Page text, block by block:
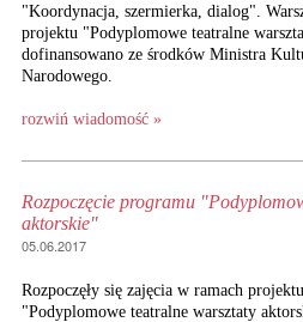
"Koordynacja, szermierka, dialog".
projektu "Podyplomowe teatralne
dofinansowano ze środków Ministra
Narodowego.
rozwiń wiadomość »
Rozpoczęcie programu
aktorskie"
05.06.2017
Rozpoczęły się zajęcia w ramach
"Podyplomowe teatralne warsztaty